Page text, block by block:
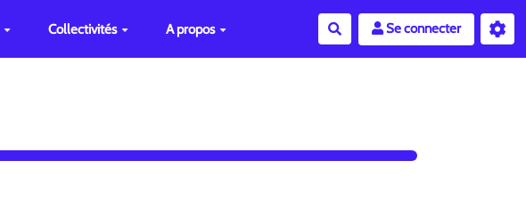
Collectivités A propos RechercherSe connecter